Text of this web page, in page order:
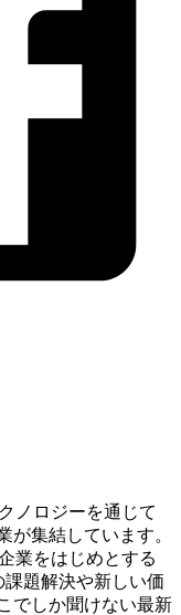
ノロジーを通じて
が集結しています。
業をはじめとする
題解決や新しい価
でしか聞けない最新